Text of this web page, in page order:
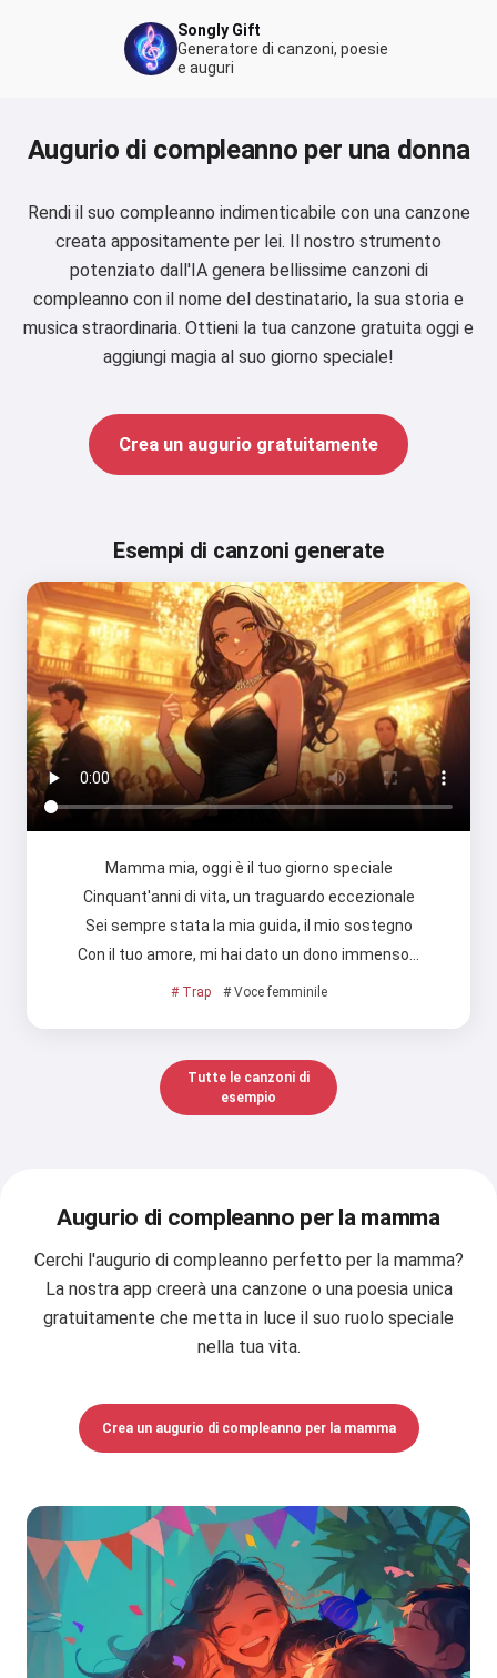
Songly Gift
Generatore di canzoni, poesie
e auguri
Augurio di compleanno per una donna
Rendi il suo compleanno indimenticabile con una canzone
creata appositamente per lei. Il nostro strumento
potenziato dall'IA genera bellissime canzoni di
compleanno con il nome del destinatario, la sua storia e
musica straordinaria. Ottieni la tua canzone gratuita oggi e
aggiungi magia al suo giorno speciale!
Crea un augurio gratuitamente
Esempi di canzoni generate
Mamma mia, oggi è il tuo giorno speciale
Cinquant'anni di vita, un traguardo eccezionale
Sei sempre stata la mia guida, il mio sostegno
Con il tuo amore, mi hai dato un dono immenso…
# Trap # Voce femminile
Tutte le canzoni di
esempio
Augurio di compleanno per la mamma
Cerchi l'augurio di compleanno perfetto per la mamma?
La nostra app creerà una canzone o una poesia unica
gratuitamente che metta in luce il suo ruolo speciale
nella tua vita.
Crea un augurio di compleanno per la mamma